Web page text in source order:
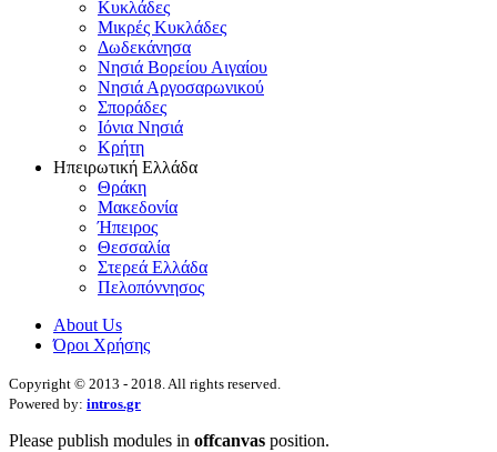
Κυκλάδες
Μικρές Κυκλάδες
Δωδεκάνησα
Νησιά Βορείου Αιγαίου
Νησιά Αργοσαρωνικού
Σποράδες
Ιόνια Νησιά
Κρήτη
Ηπειρωτική Ελλάδα
Θράκη
Μακεδονία
Ήπειρος
Θεσσαλία
Στερεά Ελλάδα
Πελοπόννησος
About Us
Όροι Χρήσης
Copyright © 2013 - 2018. All rights reserved.
Powered by: intros.gr
Please publish modules in offcanvas position.